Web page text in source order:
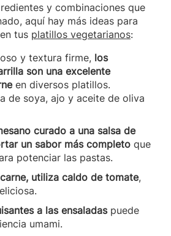
y combinaciones que
aquí hay más ideas para
tus platillos vegetarianos:
y textura firme, los
son una excelente
en diversos platillos.
de soya, ajo y aceite de oliva
curado a una salsa de
un sabor más completo que
potenciar las pastas.
utiliza caldo de tomate,
a las ensaladaspuede
umami.